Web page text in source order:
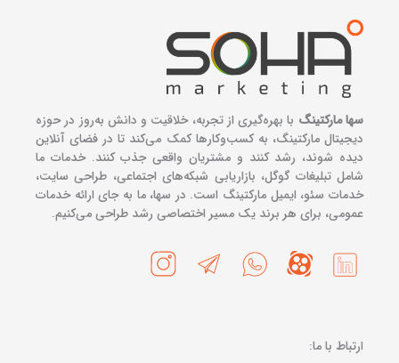
سها مارکتینگ با بهره‌گیری از تجربه، خلاقیت و دانش به‌روز در حوزه
دیجیتال مارکتینگ، به کسب‌وکارها کمک می‌کند تا در فضای آنلاین
دیده شوند، رشد کنند و مشتریان واقعی جذب کنند. خدمات ما
شامل تبلیغات گوگل، بازاریابی شبکه‌های اجتماعی، طراحی سایت،
خدمات سئو، ایمیل مارکتینگ است. در سها، ما به جای ارائه خدمات
عمومی، برای هر برند یک مسیر اختصاصی رشد طراحی می‌کنیم.
ارتباط با ما: